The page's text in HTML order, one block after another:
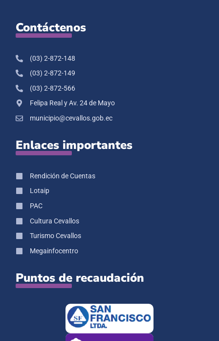
Contáctenos
(03) 2-872-148
(03) 2-872-149
(03) 2-872-566
Felipa Real y Av. 24 de Mayo
municipio@cevallos.gob.ec
Enlaces importantes
Rendición de Cuentas
Lotaip
PAC
Cultura Cevallos
Turismo Cevallos
Megainfocentro
Puntos de recaudación